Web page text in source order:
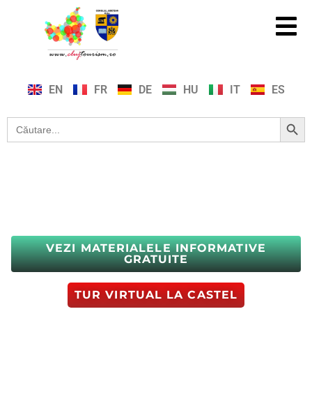
EN FR DE HU IT ES
Search
for:
Search Button
VEZI MATERIALELE INFORMATIVE
GRATUITE
TUR VIRTUAL LA CASTEL